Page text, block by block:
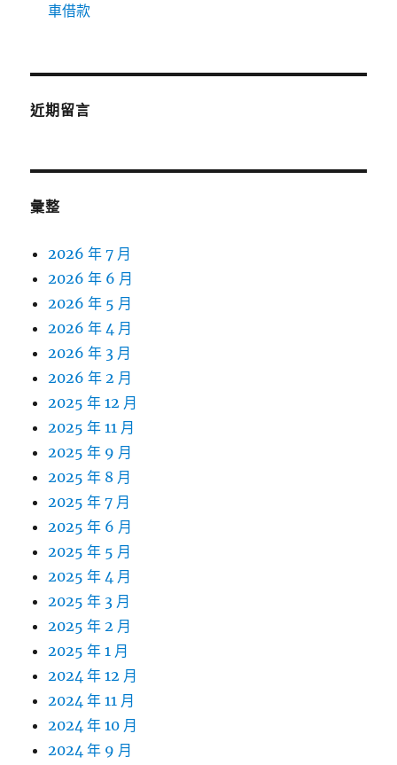
車借款
近期留言
彙整
2026 年 7 月
2026 年 6 月
2026 年 5 月
2026 年 4 月
2026 年 3 月
2026 年 2 月
2025 年 12 月
2025 年 11 月
2025 年 9 月
2025 年 8 月
2025 年 7 月
2025 年 6 月
2025 年 5 月
2025 年 4 月
2025 年 3 月
2025 年 2 月
2025 年 1 月
2024 年 12 月
2024 年 11 月
2024 年 10 月
2024 年 9 月